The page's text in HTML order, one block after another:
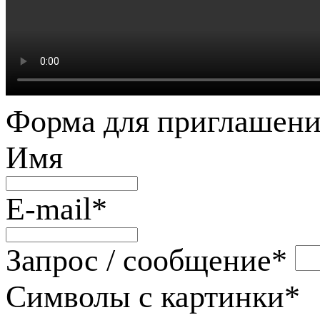
Форма для
Имя
E-mail*
Запрос / сообщение*
Символы с картинки*